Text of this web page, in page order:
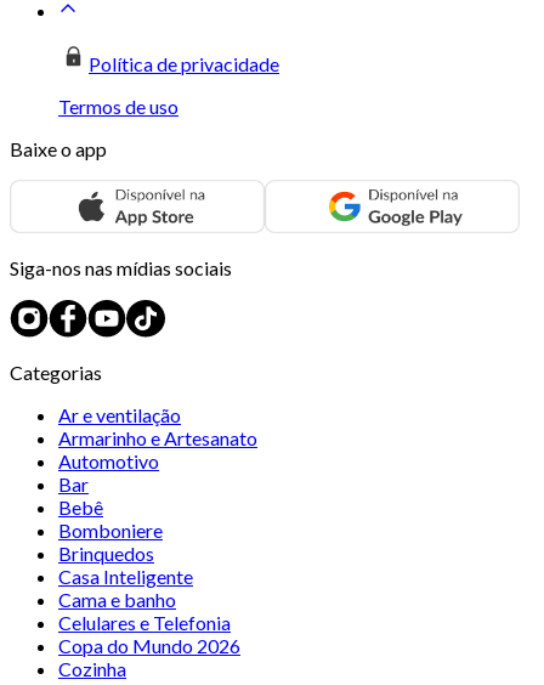
Política de privacidade
Termos de uso
Baixe o app
Siga-nos nas mídias sociais
Categorias
Ar e ventilação
Armarinho e Artesanato
Automotivo
Bar
Bebê
Bomboniere
Brinquedos
Casa Inteligente
Cama e banho
Celulares e Telefonia
Copa do Mundo 2026
Cozinha